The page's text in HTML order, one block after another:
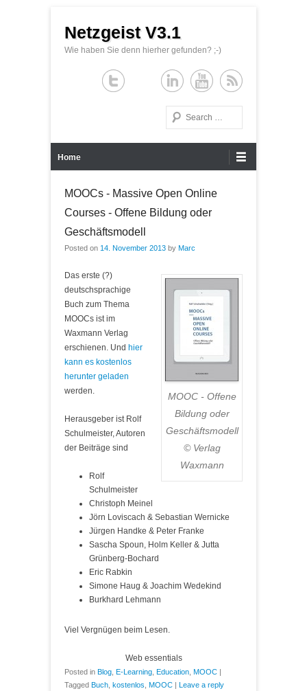
Netzgeist V3.1
Wie haben Sie denn hierher gefunden? ;-)
Search
Home
MOOCs - Massive Open Online
Courses - Offene Bildung oder
Geschäftsmodell
Posted on 14. November 2013 by Marc
MOOC - Offene
Bildung oder
Geschäftsmodell
© Verlag
Waxmann
Das erste (?)
deutschsprachige
Buch zum Thema
MOOCs ist im
Waxmann Verlag
erschienen. Und hier
kann es kostenlos
herunter geladen
werden.
Herausgeber ist Rolf
Schulmeister, Autoren
der Beiträge sind
Rolf
Schulmeister
Christoph Meinel
Jörn Loviscach & Sebastian Wernicke
Jürgen Handke & Peter Franke
Sascha Spoun, Holm Keller & Jutta
Grünberg-Bochard
Eric Rabkin
Simone Haug & Joachim Wedekind
Burkhard Lehmann
Viel Vergnügen beim Lesen.
Web essentials
Posted in Blog E-Learning Education MOOC |
Tagged Buch kostenlos MOOC | Leave a reply